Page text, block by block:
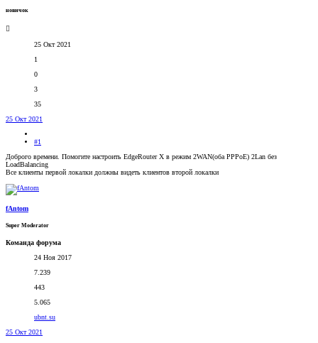
новичок
25 Окт 2021
1
0
3
35
25 Окт 2021
#1
Доброго времени. Помогите настроить EdgeRouter X в режим 2WAN(оба PPPoE) 2Lan без
LoadBalancing
Все клиенты первой локалки должны видеть клиентов второй локалки
fAntom
Super Moderator
Команда форума
24 Ноя 2017
7.239
443
5.065
ubnt.su
25 Окт 2021